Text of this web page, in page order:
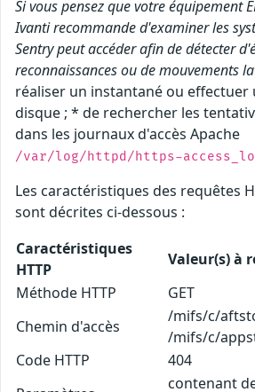
Si vous pensez que votre équipement
Ivanti recommande d'examiner les
Sentry peut accéder afin de détecter
reconnaissances ou de mouvements
réaliser un instantané ou effectuer
disque ; * de rechercher les
dans les journaux d'accès Apache
/var/log/httpd/https-
Les caractéristiques des requêtes
sont décrites ci-dessous :
Caractéristiques
HTTP
Valeur(s) à
Méthode HTTP
GET
Chemin d'accès
/mifs/c/
/mifs/c/
Code HTTP
404
contenant